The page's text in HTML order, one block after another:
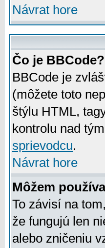
Návrat hore
Čo je BBCode?
BBCode je
(môžete toto
štýlu HTML,
kontrolu nad
sprievodcu.
Návrat hore
Môžem
To závisí na
že fungujú len
alebo zničeniu